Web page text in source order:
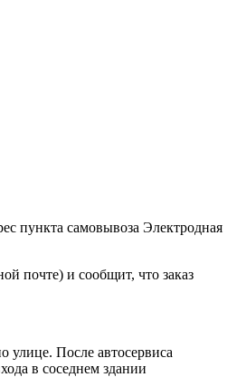
пункта самовывоза Электродная
почте) и сообщит, что заказ
улице. После автосервиса
в соседнем здании